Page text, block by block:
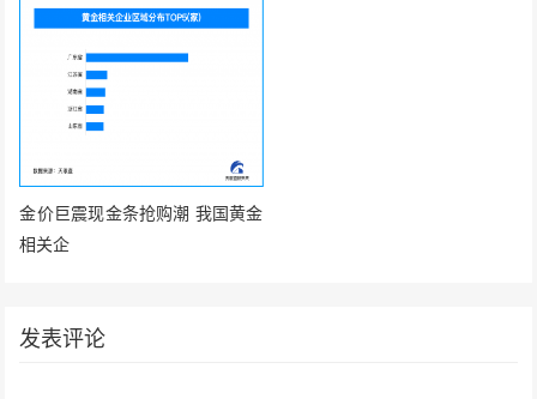
金价巨震现金条抢购潮 我国黄金
相关企
发表评论